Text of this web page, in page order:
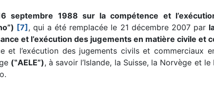
septembre 1988 sur la compétence et
[7], qui a été remplacée le 21 décembre 2007 par
et l’exécution des jugements en matière civile et
et l’exécution des jugements civils et commerciaux
(‟AELE”), à savoir l’Islande, la Suisse, la Norvège et